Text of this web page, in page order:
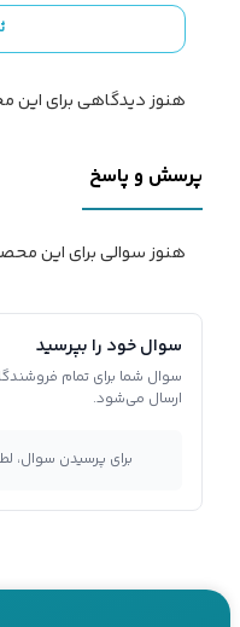
هنوز دیدگاهی برای
پرسش و پاسخ
هنوز سوالی برای این
سوال خود را بپرسید
ارسال می‌شود.
برای پرسیدن سوال،